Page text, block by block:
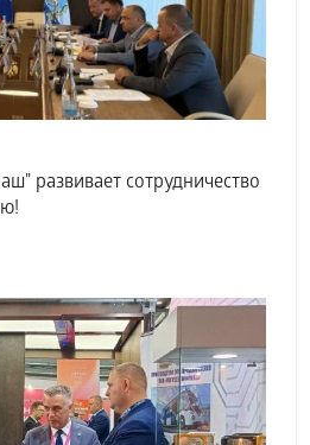
развивает сотрудничество